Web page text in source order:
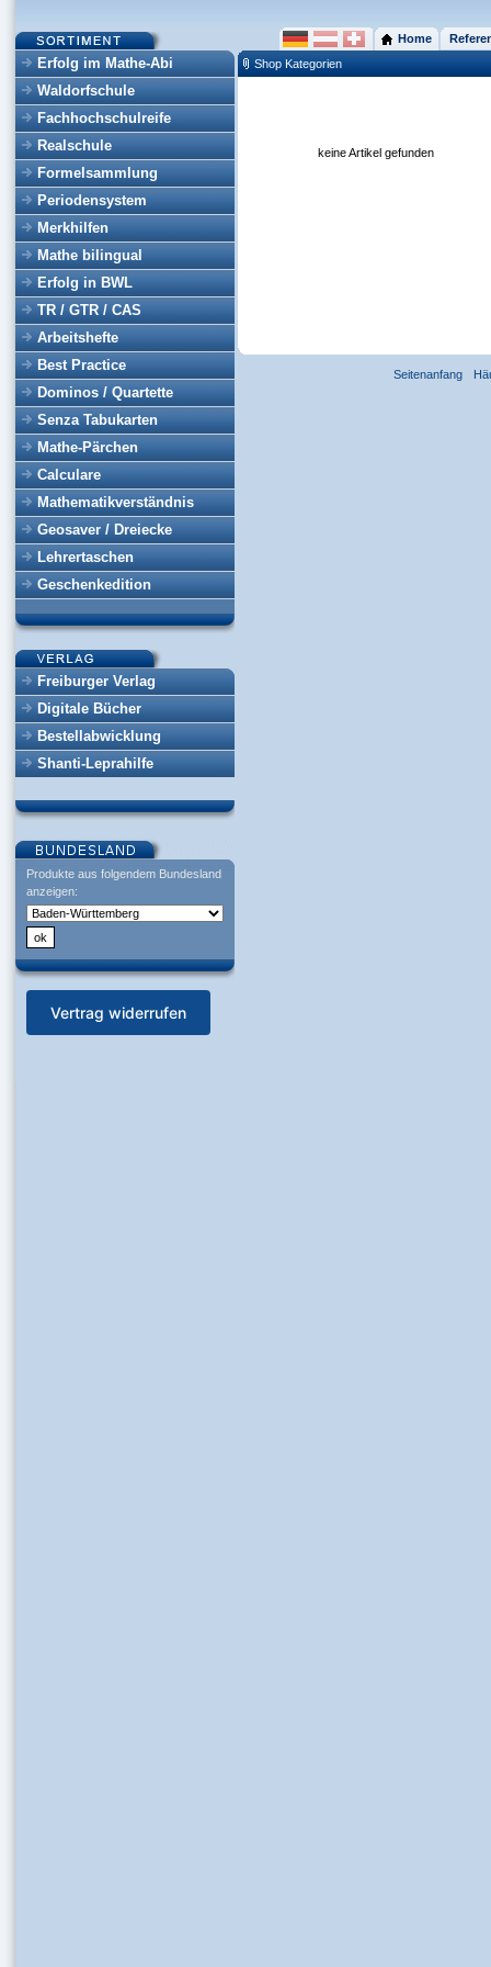
Erfolg im Mathe-Abi
Waldorfschule
Fachhochschulreife
Realschule
Formelsammlung
Periodensystem
Merkhilfen
Mathe bilingual
Erfolg in BWL
TR / GTR / CAS
Arbeitshefte
Best Practice
Dominos / Quartette
Senza Tabukarten
Mathe-Pärchen
Calculare
Mathematikverständnis
Geosaver / Dreiecke
Lehrertaschen
Geschenkedition
Freiburger Verlag
Digitale Bücher
Bestellabwicklung
Shanti-Leprahilfe
Produkte aus folgendem Bundesland
anzeigen:
Vertrag widerrufen
Home
Shop Kategorien
keine Artikel gefunden
Seitenanfang